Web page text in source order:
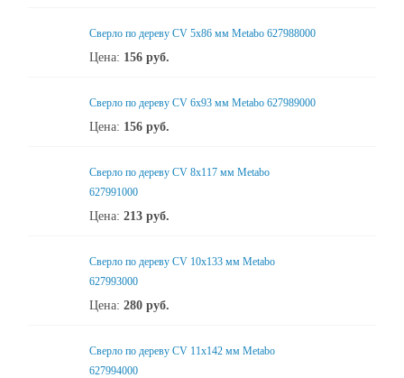
Сверло по дереву CV 5х86 мм Metabo 627988000
Цена: 156 руб.
Сверло по дереву CV 6x93 мм Metabo 627989000
Цена: 156 руб.
Сверло по дереву CV 8x117 мм Metabo
627991000
Цена: 213 руб.
Сверло по дереву CV 10х133 мм Metabo
627993000
Цена: 280 руб.
Сверло по дереву CV 11x142 мм Metabo
627994000